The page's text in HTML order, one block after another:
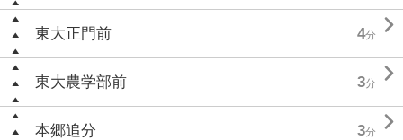
東大正門前 4分 
東大農学部前 3分 
本郷追分 3分 